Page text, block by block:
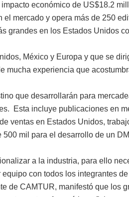
económico de US$18.2
mercado y opera más de 250
grandes en los Estados Unidos
México y Europa y que se
mucha experiencia que
que desarrollarán para
Esta incluye publicaciones en
ventas en Estados Unidos,
mil para el desarrollo de un
a la industria, para ello
con todos los integrantes
de CAMTUR, manifestó que los